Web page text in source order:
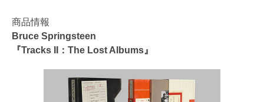
商品情報
Bruce Springsteen
『Tracks II：The Lost Albums』